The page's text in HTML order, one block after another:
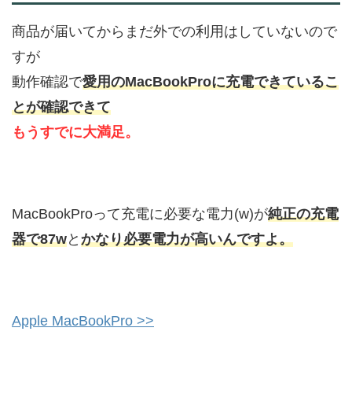
商品が届いてからまだ外での利用はしていないので
すが
動作確認で愛用のMacBookProに充電できているこ
とが確認できて
もうすでに大満足。
MacBookProって充電に必要な電力(w)が純正の充電
器で87wと かなり必要電力が高いんですよ。
Apple MacBookPro >>